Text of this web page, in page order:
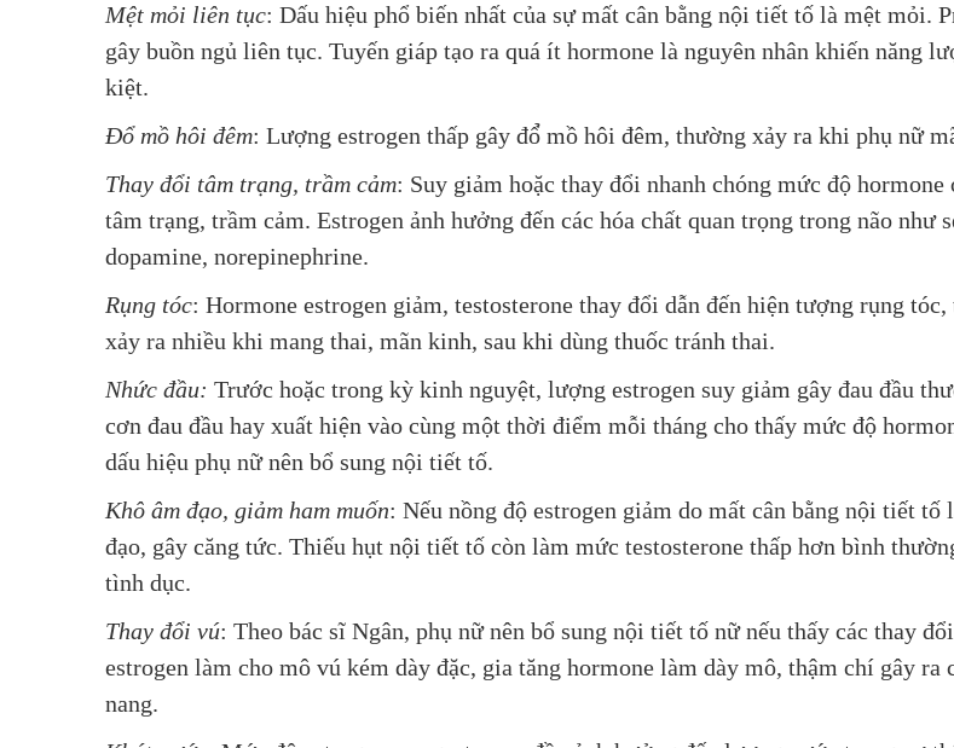
Mệt mỏi liên tục: Dấu hiệu phổ biến nhất của sự mất cân bằng nội tiết tố là mệt mỏi.
gây buồn ngủ liên tục. Tuyến giáp tạo ra quá ít hormone là nguyên nhân khiến năng
kiệt.
Đổ mồ hôi đêm: Lượng estrogen thấp gây đổ̉ mồ hôi đêm, thường xảy ra khi phụ nữ
Thay đổi tâm trạng, trầm cảm: Suy giảm hoặc thay đổi nhanh chóng mức độ
tâm trạng, trầm cảm. Estrogen ảnh hưởng đến các hóa chất quan trọng trong não như
dopamine, norepinephrine.
Rụng tóc: Hormone estrogen giảm, testosterone thay đổi dẫn đến hiện tượng rụng
xảy ra nhiều khi mang thai, mãn kinh, sau khi dùng thuốc tránh thai.
Nhức đầu: Trước hoặc trong kỳ kinh nguyệt, lượng estrogen suy giảm gây đau đầu
cơn đau đầu hay xuất hiện vào cùng một thời điểm mỗi tháng cho thấy mức độ
dấu hiệu phụ nữ nên bổ sung nội tiết tố.
Khô âm đạo, giảm ham muốn: Nếu nồng độ estrogen giảm do mất cân bằng nội tiết tố
đạo, gây căng tức. Thiếu hụt nội tiết tố còn làm mức testosterone thấp hơn bình
tình dục.
Thay đổi vú: Theo bác sĩ Ngân, phụ nữ nên bổ sung nội tiết tố nữ nếu thấy các thay
estrogen làm cho mô vú kém dày đặc, gia tăng hormone làm dày mô, thậm chí gây ra
nang.